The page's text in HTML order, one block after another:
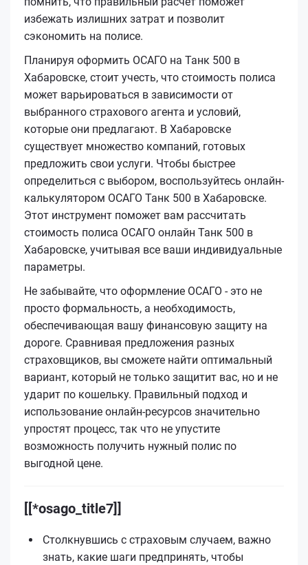
избежать излишних затрат и позволит
сэкономить на полисе.
Планируя оформить ОСАГО на Танк 500 в
Хабаровске, стоит учесть, что стоимость полиса
может варьироваться в зависимости от
выбранного страхового агента и условий,
которые они предлагают. В Хабаровске
существует множество компаний, готовых
предложить свои услуги. Чтобы быстрее
определиться с выбором, воспользуйтесь онлайн-
калькулятором ОСАГО Танк 500 в Хабаровске.
Этот инструмент поможет вам рассчитать
стоимость полиса ОСАГО онлайн Танк 500 в
Хабаровске, учитывая все ваши индивидуальные
параметры.
Не забывайте, что оформление ОСАГО - это не
просто формальность, а необходимость,
обеспечивающая вашу финансовую защиту на
дороге. Сравнивая предложения разных
страховщиков, вы сможете найти оптимальный
вариант, который не только защитит вас, но и не
ударит по кошельку. Правильный подход и
использование онлайн-ресурсов значительно
упростят процесс, так что не упустите
возможность получить нужный полис по
выгодной цене.
[[*osago_title7]]
Столкнувшись с страховым случаем, важно
знать, какие шаги предпринять, чтобы